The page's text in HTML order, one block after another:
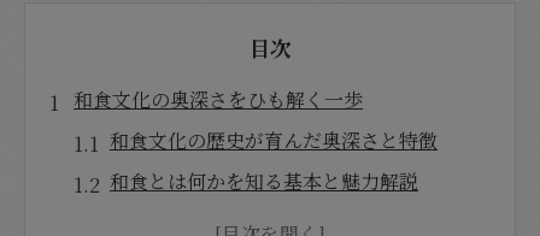
目次
和食文化の奥深さをひも解く一歩
和食文化の歴史が育んだ奥深さと特徴
和食とは何かを知る基本と魅力解説
和食文化が世界に注目される理由を探る